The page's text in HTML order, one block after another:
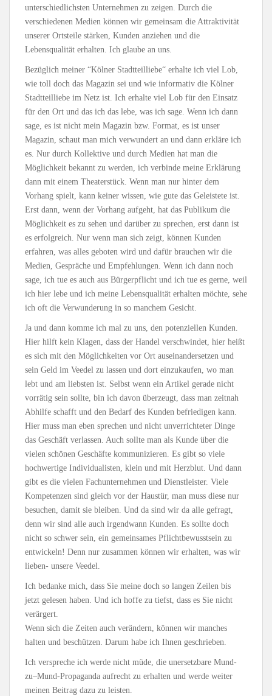
unterschiedlichsten Unternehmen zu zeigen. Durch die
verschiedenen Medien können wir gemeinsam die Attraktivität
unserer Ortsteile stärken, Kunden anziehen und die
Lebensqualität erhalten. Ich glaube an uns.
Bezüglich meiner “Kölner Stadtteilliebe“ erhalte ich viel Lob,
wie toll doch das Magazin sei und wie informativ die Kölner
Stadtteilliebe im Netz ist. Ich erhalte viel Lob für den Einsatz
für den Ort und das ich das lebe, was ich sage. Wenn ich dann
sage, es ist nicht mein Magazin bzw. Format, es ist unser
Magazin, schaut man mich verwundert an und dann erkläre ich
es. Nur durch Kollektive und durch Medien hat man die
Möglichkeit bekannt zu werden, ich verbinde meine Erklärung
dann mit einem Theaterstück. Wenn man nur hinter dem
Vorhang spielt, kann keiner wissen, wie gute das Geleistete ist.
Erst dann, wenn der Vorhang aufgeht, hat das Publikum die
Möglichkeit es zu sehen und darüber zu sprechen, erst dann ist
es erfolgreich. Nur wenn man sich zeigt, können Kunden
erfahren, was alles geboten wird und dafür brauchen wir die
Medien, Gespräche und Empfehlungen. Wenn ich dann noch
sage, ich tue es auch aus Bürgerpflicht und ich tue es gerne, weil
ich hier lebe und ich meine Lebensqualität erhalten möchte, sehe
ich oft die Verwunderung in so manchem Gesicht.
Ja und dann komme ich mal zu uns, den potenziellen Kunden.
Hier hilft kein Klagen, dass der Handel verschwindet, hier heißt
es sich mit den Möglichkeiten vor Ort auseinandersetzen und
sein Geld im Veedel zu lassen und dort einzukaufen, wo man
lebt und am liebsten ist. Selbst wenn ein Artikel gerade nicht
vorrätig sein sollte, bin ich davon überzeugt, dass man zeitnah
Abhilfe schafft und den Bedarf des Kunden befriedigen kann.
Hier muss man eben sprechen und nicht unverrichteter Dinge
das Geschäft verlassen. Auch sollte man als Kunde über die
vielen schönen Geschäfte kommunizieren. Es gibt so viele
hochwertige Individualisten, klein und mit Herzblut. Und dann
gibt es die vielen Fachunternehmen und Dienstleister. Viele
Kompetenzen sind gleich vor der Haustür, man muss diese nur
besuchen, damit sie bleiben. Und da sind wir da alle gefragt,
denn wir sind alle auch irgendwann Kunden. Es sollte doch
nicht so schwer sein, ein gemeinsames Pflichtbewusstsein zu
entwickeln! Denn nur zusammen können wir erhalten, was wir
lieben- unsere Veedel.
Ich bedanke mich, dass Sie meine doch so langen Zeilen bis
jetzt gelesen haben. Und ich hoffe zu tiefst, dass es Sie nicht
verärgert.
Wenn sich die Zeiten auch verändern, können wir manches
halten und beschützen. Darum habe ich Ihnen geschrieben.
Ich verspreche ich werde nicht müde, die unersetzbare Mund-
zu–Mund-Propaganda aufrecht zu erhalten und werde weiter
meinen Beitrag dazu zu leisten.